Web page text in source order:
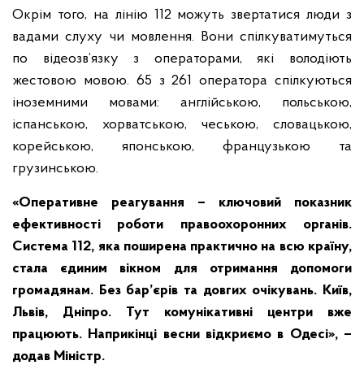
Окрім того, на лінію 112 можуть звертатися люди з
вадами слуху чи мовлення. Вони спілкуватимуться
по відеозв’язку з операторами, які володіють
жестовою мовою. 65 з 261 оператора спілкуються
іноземними мовами: англійською, польською,
іспанською, хорватською, чеською, словацькою,
корейською, японською, французькою та
грузинською.
«Оперативне реагування – ключовий показник
ефективності роботи правоохоронних органів.
Система 112, яка поширена практично на всю країну,
стала єдиним вікном для отримання допомоги
громадянам. Без бар’єрів та довгих очікувань. Київ,
Львів, Дніпро. Тут комунікативні центри вже
працюють. Наприкінці весни відкриємо в Одесі», –
додав Міністр.